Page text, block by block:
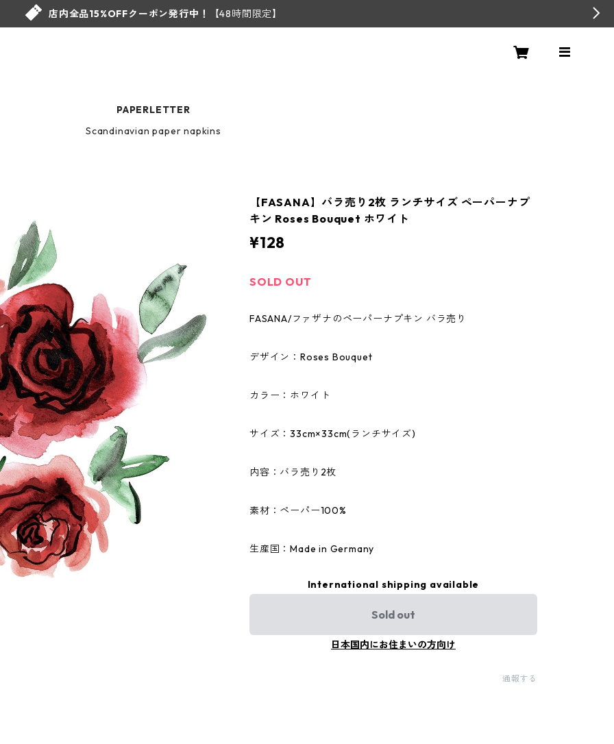
店内全品15%OFFクーポン発行中！ 【48時間限定】
PAPERLETTER
Scandinavian paper napkins
【FASANA】バラ売り2枚 ランチサイズ ペーパーナプ
キン Roses Bouquet ホワイト
¥128
SOLD OUT
FASANA/ファザナのペーパーナプキン バラ売り
デザイン：Roses Bouquet
カラー：ホワイト
サイズ：33cm×33cm(ランチサイズ)
内容：バラ売り2枚
素材：ペーパー100%
生産国：Made in Germany
International shipping available
Sold out
日本国内にお住まいの方向け
通報する